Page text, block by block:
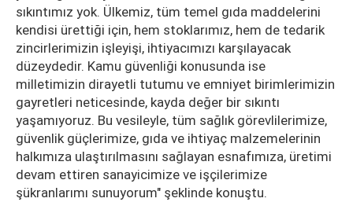
sıkıntımız yok. Ülkemiz, tüm temel gıda maddelerini
kendisi ürettiği için, hem stoklarımız, hem de tedarik
zincirlerimizin işleyişi, ihtiyacımızı karşılayacak
düzeydedir. Kamu güvenliği konusunda ise
milletimizin dirayetli tutumu ve emniyet birimlerimizin
gayretleri neticesinde, kayda değer bir sıkıntı
yaşamıyoruz. Bu vesileyle, tüm sağlık görevlilerimize,
güvenlik güçlerimize, gıda ve ihtiyaç malzemelerinin
halkımıza ulaştırılmasını sağlayan esnafımıza, üretimi
devam ettiren sanayicimize ve işçilerimize
şükranlarımı sunuyorum" şeklinde konuştu.